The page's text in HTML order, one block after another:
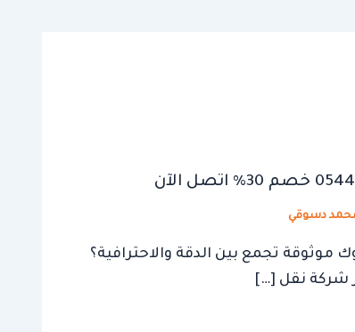
دسوقي
تجمع بين الدقة والاحترافية؟
شركة نقل […]